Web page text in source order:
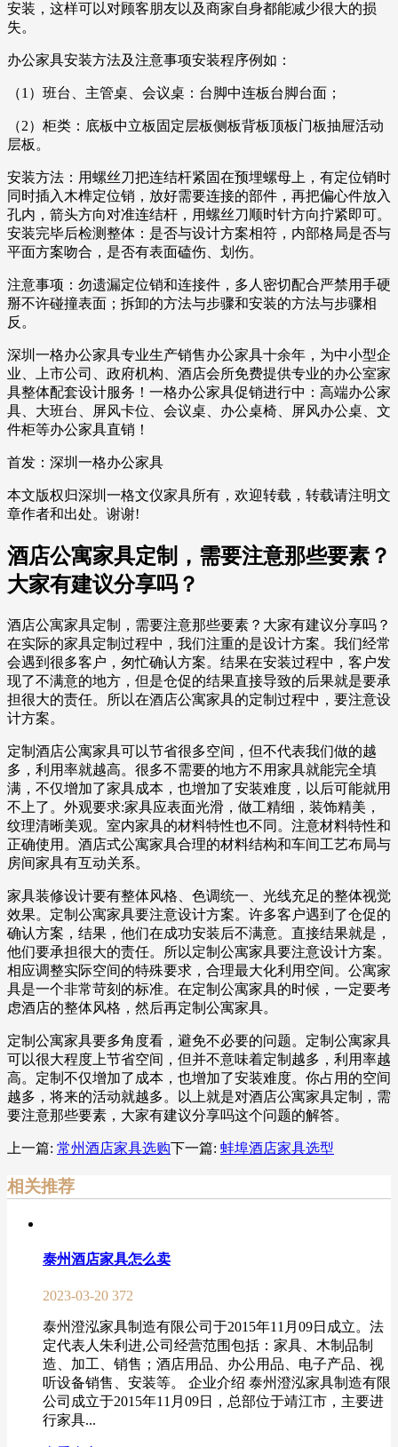
安装，这样可以对顾客朋友以及商家自身都能减少很大的损
失。
办公家具安装方法及注意事项安装程序例如：
（1）班台、主管桌、会议桌：台脚中连板台脚台面；
（2）柜类：底板中立板固定层板侧板背板顶板门板抽屉活动
层板。
安装方法：用螺丝刀把连结杆紧固在预埋螺母上，有定位销时
同时插入木榫定位销，放好需要连接的部件，再把偏心件放入
孔内，箭头方向对准连结杆，用螺丝刀顺时针方向拧紧即可。
安装完毕后检测整体：是否与设计方案相符，内部格局是否与
平面方案吻合，是否有表面磕伤、划伤。
注意事项：勿遗漏定位销和连接件，多人密切配合严禁用手硬
掰不许碰撞表面；拆卸的方法与步骤和安装的方法与步骤相
反。
深圳一格办公家具专业生产销售办公家具十余年，为中小型企
业、上市公司、政府机构、酒店会所免费提供专业的办公室家
具整体配套设计服务！一格办公家具促销进行中：高端办公家
具、大班台、屏风卡位、会议桌、办公桌椅、屏风办公桌、文
件柜等办公家具直销！
首发：深圳一格办公家具
本文版权归深圳一格文仪家具所有，欢迎转载，转载请注明文
章作者和出处。谢谢!
酒店公寓家具定制，需要注意那些要素？
大家有建议分享吗？
酒店公寓家具定制，需要注意那些要素？大家有建议分享吗？
在实际的家具定制过程中，我们注重的是设计方案。我们经常
会遇到很多客户，匆忙确认方案。结果在安装过程中，客户发
现了不满意的地方，但是仓促的结果直接导致的后果就是要承
担很大的责任。所以在酒店公寓家具的定制过程中，要注意设
计方案。
定制酒店公寓家具可以节省很多空间，但不代表我们做的越
多，利用率就越高。很多不需要的地方不用家具就能完全填
满，不仅增加了家具成本，也增加了安装难度，以后可能就用
不上了。外观要求:家具应表面光滑，做工精细，装饰精美，
纹理清晰美观。室内家具的材料特性也不同。注意材料特性和
正确使用。酒店式公寓家具合理的材料结构和车间工艺布局与
房间家具有互动关系。
家具装修设计要有整体风格、色调统一、光线充足的整体视觉
效果。定制公寓家具要注意设计方案。许多客户遇到了仓促的
确认方案，结果，他们在成功安装后不满意。直接结果就是，
他们要承担很大的责任。所以定制公寓家具要注意设计方案。
相应调整实际空间的特殊要求，合理最大化利用空间。公寓家
具是一个非常苛刻的标准。在定制公寓家具的时候，一定要考
虑酒店的整体风格，然后再定制公寓家具。
定制公寓家具要多角度看，避免不必要的问题。定制公寓家具
可以很大程度上节省空间，但并不意味着定制越多，利用率越
高。定制不仅增加了成本，也增加了安装难度。你占用的空间
越多，将来的活动就越多。以上就是对酒店公寓家具定制，需
要注意那些要素，大家有建议分享吗这个问题的解答。
上一篇: 常州酒店家具选购下一篇: 蚌埠酒店家具选型
相关推荐
泰州酒店家具怎么卖
2023-03-20 372
泰州澄泓家具制造有限公司于2015年11月09日成立。法
定代表人朱利进,公司经营范围包括：家具、木制品制
造、加工、销售；酒店用品、办公用品、电子产品、视
听设备销售、安装等。 企业介绍 泰州澄泓家具制造有限
公司成立于2015年11月09日，总部位于靖江市，主要进
行家具...